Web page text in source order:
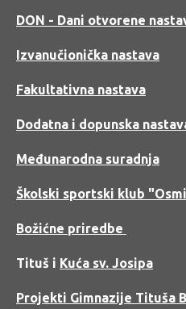
DON - Dani otvorene
Izvanučionička nastava
Fakultativna nastava
Dodatna i dopunska
Međunarodna suradnja
Školski sportski klub
Božićne priredbe
Tituš i Kuća sv. Josipa
Projekti Gimnazije Tituša